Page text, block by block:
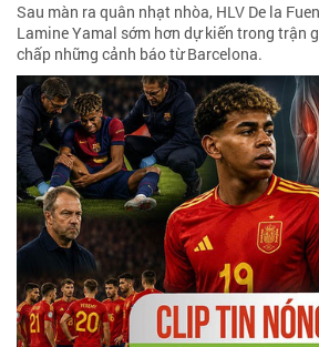
Sau màn ra quân nhạt nhòa, HLV De la
Lamine Yamal sớm hơn dự kiến trong trận
chấp những cảnh báo từ Barcelona.